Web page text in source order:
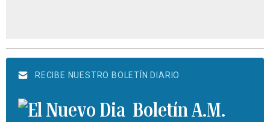
RECIBE NUESTRO BOLETÍN DIARIO
Boletín A.M.